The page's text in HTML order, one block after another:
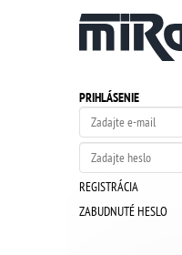
PRIHLÁSENIE
REGISTRÁCIA
ZABUDNUTÉ HESLO